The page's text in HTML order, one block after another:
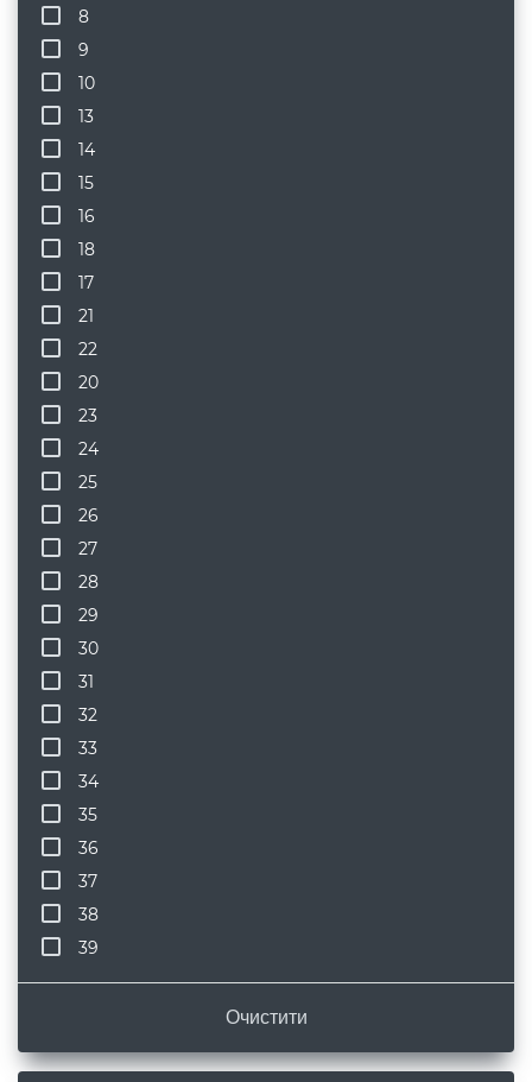
8
9
10
13
14
15
16
18
17
21
22
20
23
24
25
26
27
28
29
30
31
32
33
34
35
36
37
38
39
Очистити